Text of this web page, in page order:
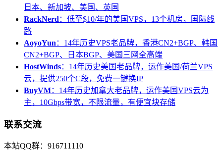
日本、新加坡、美国、英国
RackNerd ：低至$10/年的美国VPS，13个机房，国际线
路
AoyoYun ：14年历史VPS老品牌，香港CN2+BGP、韩国
CN2+BGP、日本BGP、美国三网全高端
HostWinds：14年历史美国老品牌，运作美国/荷兰VPS
云，提供250个C段，免费一键换IP
BuyVM：14年历史加拿大老品牌，运作美国VPS云为
主，10Gbps带宽，不限流量，有便宜块存储
联系交流
本站QQ群：916711110